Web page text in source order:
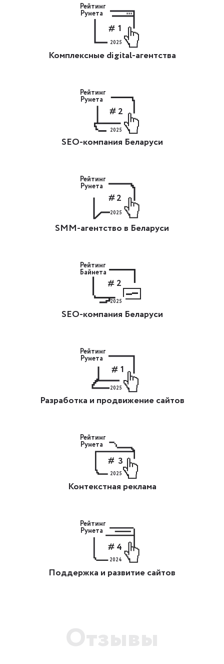
Рейтинг
Рунета
1
2025
Комплексные digital-агентства
Рейтинг
Рунета
2
2025
SEO-компания Беларуси
Рейтинг
Рунета
2
2025
SMM-агентство в Беларуси
Рейтинг
Байнета
2
2025
SEO-компания Беларуси
Рейтинг
Рунета
1
2025
Разработка и продвижение сайтов
Рейтинг
Рунета
3
2025
Контекстная реклама
Рейтинг
Рунета
4
2024
Поддержка и развитие сайтов